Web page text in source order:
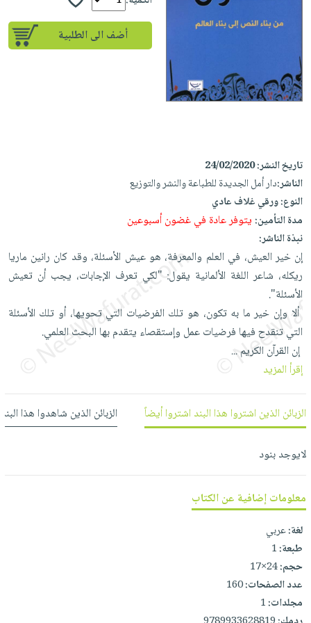
صندوق
القراءة
iKitab
أسئلة
يتكرر
iKitab
على
Android
تحميل
iKitab
على
Apple
يتكرر
masmu3
على
masmu3
على
Apple
المواضيع
وسائل
تعليمية
جوائز
تعليمية
الصحة
والعناية
الشخصية
أجهزة
العناية
الشخصية
العناية
وتصفيف
الشعر
العناية
بالجسم
العناية
بالأسنان
الحمية
والتغذية
المطبخ
والسفرة
الكل
أواني
الطهي
أدوات
الخبز
أدوات
المائدة
الأوعية
والتخزين
أدوات
المطبخ
متجر
الهدايا
أقسام
الأكثر
مبيعاً
العودة
للمدارس
كتب
منزلية
اكسسوارات
ملابس
مطرزات
حقائب
حلي
عناية
بالذات
شحن
مجاني
بنود
اشتراكات
كل
صندوق
القراءة
iKitab
حدود
بحث
نيل
وفرات
عن
الشركة
سياسة
الشركة
حسابك
لائحة
الأمنيات
أضف الى الطلبية
تاريخ النشر:24/02/2020
الناشر:دار أمل الجديدة للطباعة والنشر والتوزيع
النوع:ورقي غلاف عادي
مدة التأمين:يتوفر عادة في غضون أسبوعين
نبذة الناشر:
إن خير العيش، في العلم والمعرفة، هو عيش الأسئلة، وقد كان رانين ماريا
ريكله، شاعر اللغة الألمانية يقول: ‏‏"لكي تعرف الإجابات، يجب أن تعيش
الأسئلة".‏ ‎
‎ ألا وإن خير ما به تكون، هو تلك الفرضيات التي تحويها، أو تلك الأسئلة
التي تنقدح فيها فرضيات عمل ‏وإستقصاء يتقدم بها البحث العلمي.‏ ‎
...
إقرأ المزيد
الزبائن الذين اشتروا هذا البند اشتروا أيضاً الزبائن الذين شاهدوا هذا
لايوجد بنود
معلومات إضافية عن الكتاب
لغة:عربي
طبعة:1
حجم:24×17
عدد الصفحات:160
مجلدات:1